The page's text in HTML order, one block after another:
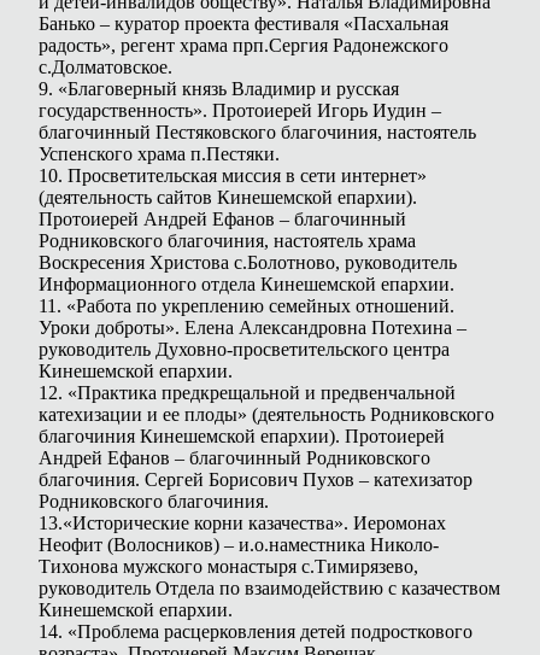
Банько – куратор проекта фестиваля «Пасхальная
радость», регент храма прп.Сергия Радонежского
с.Долматовское.
9. «Благоверный князь Владимир и русская
государственность». Протоиерей Игорь Иудин –
благочинный Пестяковского благочиния, настоятель
Успенского храма п.Пестяки.
10. Просветительская миссия в сети интернет»
(деятельность сайтов Кинешемской епархии).
Протоиерей Андрей Ефанов – благочинный
Родниковского благочиния, настоятель храма
Воскресения Христова с.Болотново, руководитель
Информационного отдела Кинешемской епархии.
11. «Работа по укреплению семейных отношений.
Уроки доброты». Елена Александровна Потехина –
руководитель Духовно-просветительского центра
Кинешемской епархии.
12. «Практика предкрещальной и предвенчальной
катехизации и ее плоды» (деятельность Родниковского
благочиния Кинешемской епархии). Протоиерей
Андрей Ефанов – благочинный Родниковского
благочиния. Сергей Борисович Пухов – катехизатор
Родниковского благочиния.
13.«Исторические корни казачества». Иеромонах
Неофит (Волосников) – и.о.наместника Николо-
Тихонова мужского монастыря с.Тимирязево,
руководитель Отдела по взаимодействию с казачеством
Кинешемской епархии.
14. «Проблема расцерковления детей подросткового